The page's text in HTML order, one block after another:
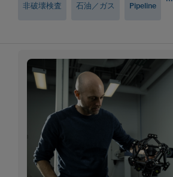
非破壊検査 石油／ガス Pipeline